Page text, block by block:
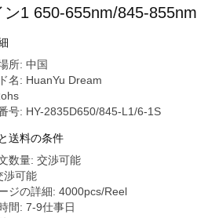
ン1 650-655nm/845-855nm
所: 中国
名: HuanYu Dream
号: HY-2835D650/845-L1/6-1S
送料の条件
数量: 交渉可能
渉可能
ジの詳細: 4000pcs/Reel
間: 7-9仕事日